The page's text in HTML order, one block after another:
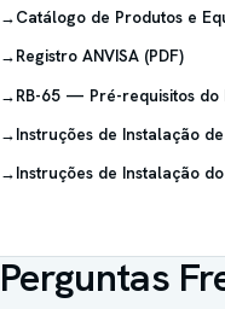
→Catálogo de Produtos e
→Registro ANVISA (PDF)
→RB-65 — Pré-requisitos do
→Instruções de Instalação
→Instruções de Instalação
Perguntas